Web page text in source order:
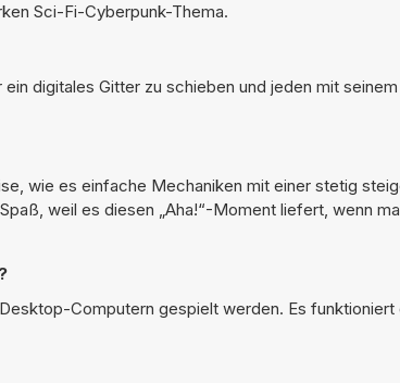
Sci-Fi-Cyberpunk-Thema.
digitales Gitter zu schieben und jeden mit
wie es einfache Mechaniken mit einer stetig
weil es diesen „Aha!“-Moment liefert, wenn
Computern gespielt werden. Es funktioniert